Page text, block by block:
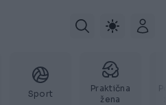
Sport
Praktična
žena